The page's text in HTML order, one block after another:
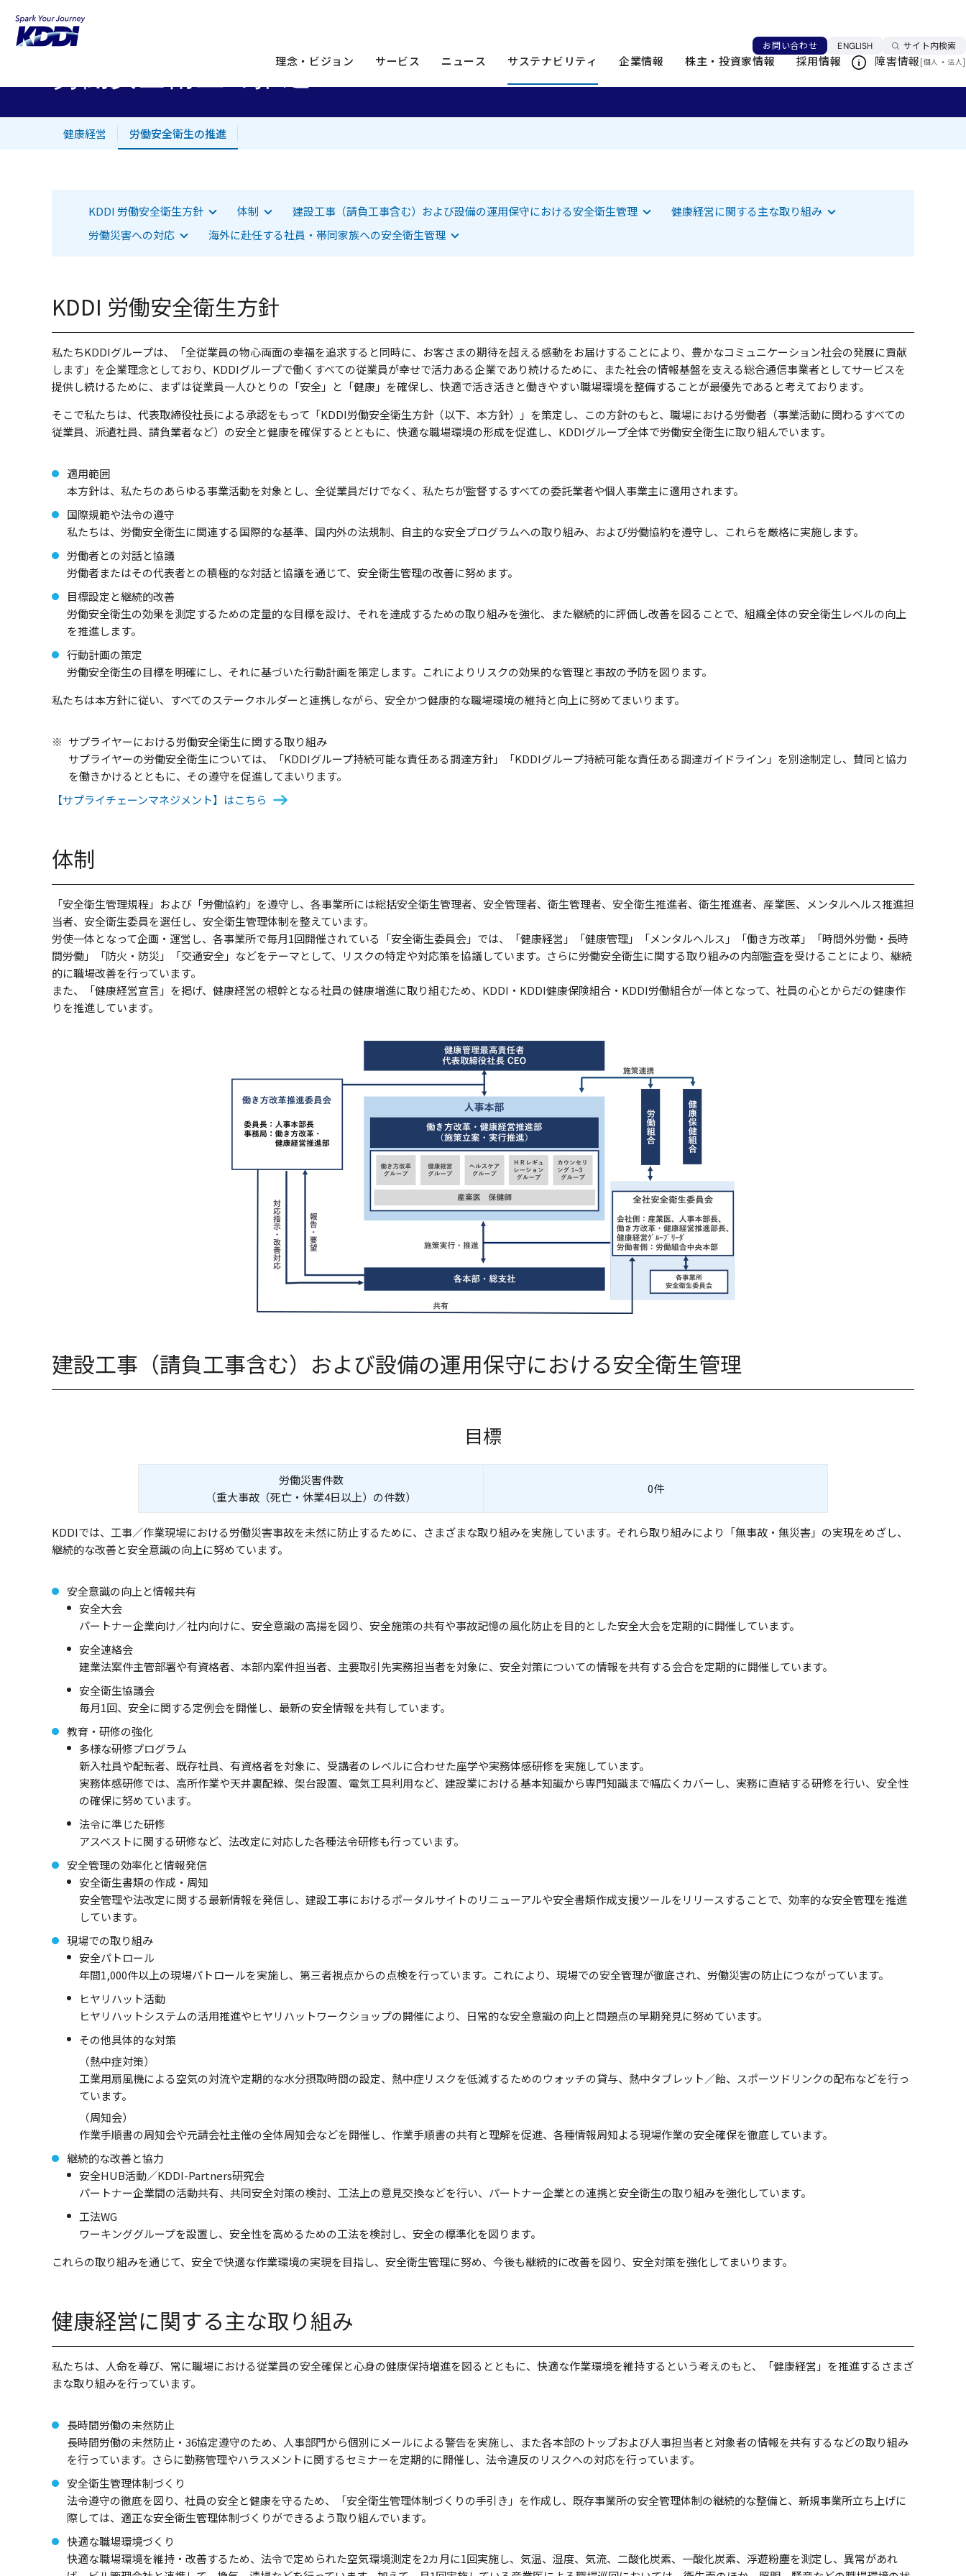
お問い合わせ ENGLISH言語を切り替える
サイト内検索
理念・ビジョン サービス ニュース サステナビリティ 企業情報 株主・投資家情報 採用情報 障害情報[個人 ・ 法人]
KDDIホーム
労働安全衛生の推進
健康経営 労働安全衛生の推進
KDDI 労働安全衛生方針
該当項目へジャンプします 体制
該当項目へジャンプします
建設工事（請負工事含む）および設備の運用保守における安全衛生管理
該当項目へジャンプします 健康経営に関する主な取り組み
該当項目へジャンプします
労働災害への対応
該当項目へジャンプします 海外に赴任する社員・帯同家族への安全衛生管理
該当項目へジャンプします
KDDI 労働安全衛生方針
私たちKDDIグループは、「全従業員の物心両面の幸福を追求すると同時に、お客さまの期待を超える感動をお届けすることにより、豊かなコミュニケーション社会の発展に貢献
します」を企業理念としており、KDDIグループで働くすべての従業員が幸せで活力ある企業であり続けるために、また社会の情報基盤を支える総合通信事業者としてサービスを
提供し続けるために、まずは従業員一人ひとりの「安全」と「健康」を確保し、快適で活き活きと働きやすい職場環境を整備することが最優先であると考えております。
そこで私たちは、代表取締役社長による承認をもって「KDDI労働安全衛生方針（以下、本方針）」を策定し、この方針のもと、職場における労働者（事業活動に関わるすべての
従業員、派遣社員、請負業者など）の安全と健康を確保するとともに、快適な職場環境の形成を促進し、KDDIグループ全体で労働安全衛生に取り組んでいます。
適用範囲
本方針は、私たちのあらゆる事業活動を対象とし、全従業員だけでなく、私たちが監督するすべての委託業者や個人事業主に適用されます。
国際規範や法令の遵守
私たちは、労働安全衛生に関連する国際的な基準、国内外の法規制、自主的な安全プログラムへの取り組み、および労働協約を遵守し、これらを厳格に実施します。
労働者との対話と協議
労働者またはその代表者との積極的な対話と協議を通じて、安全衛生管理の改善に努めます。
目標設定と継続的改善
労働安全衛生の効果を測定するための定量的な目標を設け、それを達成するための取り組みを強化、また継続的に評価し改善を図ることで、組織全体の安全衛生レベルの向上
を推進します。
行動計画の策定
労働安全衛生の目標を明確にし、それに基づいた行動計画を策定します。これによりリスクの効果的な管理と事故の予防を図ります。
私たちは本方針に従い、すべてのステークホルダーと連携しながら、安全かつ健康的な職場環境の維持と向上に努めてまいります。
※ サプライヤーにおける労働安全衛生に関する取り組み
サプライヤーの労働安全衛生については、「KDDIグループ持続可能な責任ある調達方針」「KDDIグループ持続可能な責任ある調達ガイドライン」を別途制定し、賛同と協力
を働きかけるとともに、その遵守を促進してまいります。
【サプライチェーンマネジメント】はこちら
体制
「安全衛生管理規程」および「労働協約」を遵守し、各事業所には総括安全衛生管理者、安全管理者、衛生管理者、安全衛生推進者、衛生推進者、産業医、メンタルヘルス推進担
当者、安全衛生委員を選任し、安全衛生管理体制を整えています。
労使一体となって企画・運営し、各事業所で毎月1回開催されている「安全衛生委員会」では、「健康経営」「健康管理」「メンタルヘルス」「働き方改革」「時間外労働・長時
間労働」「防火・防災」「交通安全」などをテーマとして、リスクの特定や対応策を協議しています。さらに労働安全衛生に関する取り組みの内部監査を受けることにより、継続
的に職場改善を行っています。
また、「健康経営宣言」を掲げ、健康経営の根幹となる社員の健康増進に取り組むため、KDDI・KDDI健康保険組合・KDDI労働組合が一体となって、社員の心とからだの健康作
りを推進しています。
建設工事（請負工事含む）および設備の運用保守における安全衛生管理
目標
労働災害件数
（重大事故（死亡・休業4日以上）の件数）
0件
KDDIでは、工事／作業現場における労働災害事故を未然に防止するために、さまざまな取り組みを実施しています。それら取り組みにより「無事故・無災害」の実現をめざし、
継続的な改善と安全意識の向上に努めています。
安全意識の向上と情報共有
安全大会
パートナー企業向け／社内向けに、安全意識の高揚を図り、安全施策の共有や事故記憶の風化防止を目的とした安全大会を定期的に開催しています。
安全連絡会
建業法案件主管部署や有資格者、本部内案件担当者、主要取引先実務担当者を対象に、安全対策についての情報を共有する会合を定期的に開催しています。
安全衛生協議会
毎月1回、安全に関する定例会を開催し、最新の安全情報を共有しています。
教育・研修の強化
多様な研修プログラム
新入社員や配転者、既存社員、有資格者を対象に、受講者のレベルに合わせた座学や実務体感研修を実施しています。
実務体感研修では、高所作業や天井裏配線、架台設置、電気工具利用など、建設業における基本知識から専門知識まで幅広くカバーし、実務に直結する研修を行い、安全性
の確保に努めています。
法令に準じた研修
アスベストに関する研修など、法改定に対応した各種法令研修も行っています。
安全管理の効率化と情報発信
安全衛生書類の作成・周知
安全管理や法改定に関する最新情報を発信し、建設工事におけるポータルサイトのリニューアルや安全書類作成支援ツールをリリースすることで、効率的な安全管理を推進
しています。
現場での取り組み
安全パトロール
年間1,000件以上の現場パトロールを実施し、第三者視点からの点検を行っています。これにより、現場での安全管理が徹底され、労働災害の防止につながっています。
ヒヤリハット活動
ヒヤリハットシステムの活用推進やヒヤリハットワークショップの開催により、日常的な安全意識の向上と問題点の早期発見に努めています。
その他具体的な対策
（熱中症対策）
工業用扇風機による空気の対流や定期的な水分摂取時間の設定、熱中症リスクを低減するためのウォッチの貸与、熱中タブレット／飴、スポーツドリンクの配布などを行っ
ています。
（周知会）
作業手順書の周知会や元請会社主催の全体周知会などを開催し、作業手順書の共有と理解を促進、各種情報周知よる現場作業の安全確保を徹底しています。
継続的な改善と協力
安全HUB活動／KDDI-Partners研究会
パートナー企業間の活動共有、共同安全対策の検討、工法上の意見交換などを行い、パートナー企業との連携と安全衛生の取り組みを強化しています。
工法WG
ワーキンググループを設置し、安全性を高めるための工法を検討し、安全の標準化を図ります。
これらの取り組みを通じて、安全で快適な作業環境の実現を目指し、安全衛生管理に努め、今後も継続的に改善を図り、安全対策を強化してまいります。
健康経営に関する主な取り組み
私たちは、人命を尊び、常に職場における従業員の安全確保と心身の健康保持増進を図るとともに、快適な作業環境を維持するという考えのもと、「健康経営」を推進するさまざ
まな取り組みを行っています。
長時間労働の未然防止
長時間労働の未然防止・36協定遵守のため、人事部門から個別にメールによる警告を実施し、また各本部のトップおよび人事担当者と対象者の情報を共有するなどの取り組み
を行っています。さらに勤務管理やハラスメントに関するセミナーを定期的に開催し、法令違反のリスクへの対応を行っています。
安全衛生管理体制づくり
法令遵守の徹底を図り、社員の安全と健康を守るため、「安全衛生管理体制づくりの手引き」を作成し、既存事業所の安全管理体制の継続的な整備と、新規事業所立ち上げに
際しては、適正な安全衛生管理体制づくりができるよう取り組んでいます。
快適な職場環境づくり
快適な職場環境を維持・改善するため、法令で定められた空気環境測定を2カ月に1回実施し、気温、湿度、気流、二酸化炭素、一酸化炭素、浮遊粉塵を測定し、異常があれ